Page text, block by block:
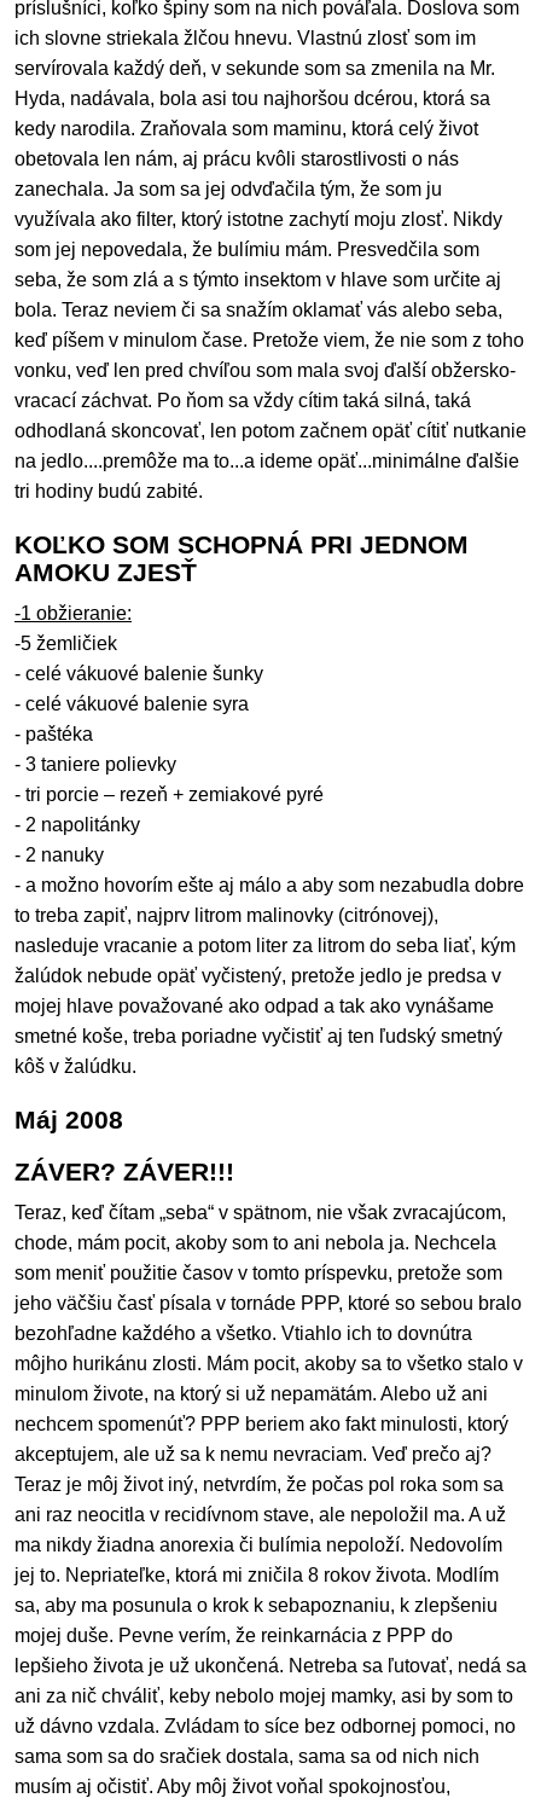
príslušníci, koľko špiny som na nich pováľala. Doslova som
ich slovne striekala žlčou hnevu. Vlastnú zlosť som im
servírovala každý deň, v sekunde som sa zmenila na Mr.
Hyda, nadávala, bola asi tou najhoršou dcérou, ktorá sa
kedy narodila. Zraňovala som maminu, ktorá celý život
obetovala len nám, aj prácu kvôli starostlivosti o nás
zanechala. Ja som sa jej odvďačila tým, že som ju
využívala ako filter, ktorý istotne zachytí moju zlosť. Nikdy
som jej nepovedala, že bulímiu mám. Presvedčila som
seba, že som zlá a s týmto insektom v hlave som určite aj
bola. Teraz neviem či sa snažím oklamať vás alebo seba,
keď píšem v minulom čase. Pretože viem, že nie som z toho
vonku, veď len pred chvíľou som mala svoj ďalší obžersko-
vracací záchvat. Po ňom sa vždy cítim taká silná, taká
odhodlaná skoncovať, len potom začnem opäť cítiť nutkanie
na jedlo....premôže ma to...a ideme opäť...minimálne ďalšie
tri hodiny budú zabité.
KOĽKO SOM SCHOPNÁ PRI JEDNOM
AMOKU ZJESŤ
-1 obžieranie:
-5 žemličiek
- celé vákuové balenie šunky
- celé vákuové balenie syra
- paštéka
- 3 taniere polievky
- tri porcie – rezeň + zemiakové pyré
- 2 napolitánky
- 2 nanuky
- a možno hovorím ešte aj málo a aby som nezabudla dobre
to treba zapiť, najprv litrom malinovky (citrónovej),
nasleduje vracanie a potom liter za litrom do seba liať, kým
žalúdok nebude opäť vyčistený, pretože jedlo je predsa v
mojej hlave považované ako odpad a tak ako vynášame
smetné koše, treba poriadne vyčistiť aj ten ľudský smetný
kôš v žalúdku.
Máj 2008
ZÁVER? ZÁVER!!!
Teraz, keď čítam „seba“ v spätnom, nie však zvracajúcom,
chode, mám pocit, akoby som to ani nebola ja. Nechcela
som meniť použitie časov v tomto príspevku, pretože som
jeho väčšiu časť písala v tornáde PPP, ktoré so sebou bralo
bezohľadne každého a všetko. Vtiahlo ich to dovnútra
môjho hurikánu zlosti. Mám pocit, akoby sa to všetko stalo v
minulom živote, na ktorý si už nepamätám. Alebo už ani
nechcem spomenúť? PPP beriem ako fakt minulosti, ktorý
akceptujem, ale už sa k nemu nevraciam. Veď prečo aj?
Teraz je môj život iný, netvrdím, že počas pol roka som sa
ani raz neocitla v recidívnom stave, ale nepoložil ma. A už
ma nikdy žiadna anorexia či bulímia nepoloží. Nedovolím
jej to. Nepriateľke, ktorá mi zničila 8 rokov života. Modlím
sa, aby ma posunula o krok k sebapoznaniu, k zlepšeniu
mojej duše. Pevne verím, že reinkarnácia z PPP do
lepšieho života je už ukončená. Netreba sa ľutovať, nedá sa
ani za nič chváliť, keby nebolo mojej mamky, asi by som to
už dávno vzdala. Zvládam to síce bez odbornej pomoci, no
sama som sa do sračiek dostala, sama sa od nich nich
musím aj očistiť. Aby môj život voňal spokojnosťou,